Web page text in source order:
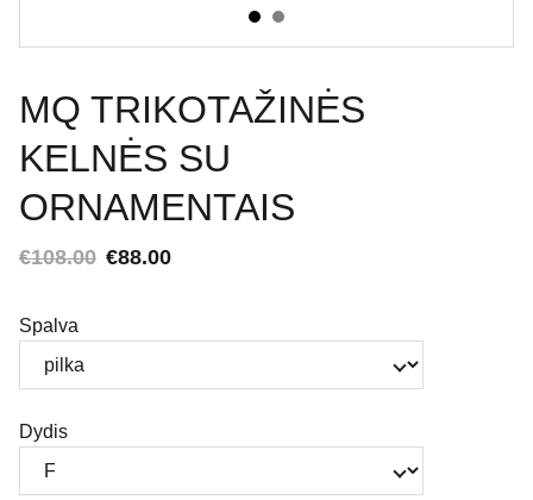
MQ TRIKOTAŽINĖS
KELNĖS SU
ORNAMENTAIS
€108.00 €88.00
Spalva
Dydis